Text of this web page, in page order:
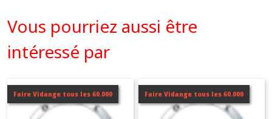
Vous pourriez aussi être
intéressé par
Faire Vidange tous les 60.000 Faire Vidange tous les 60.000